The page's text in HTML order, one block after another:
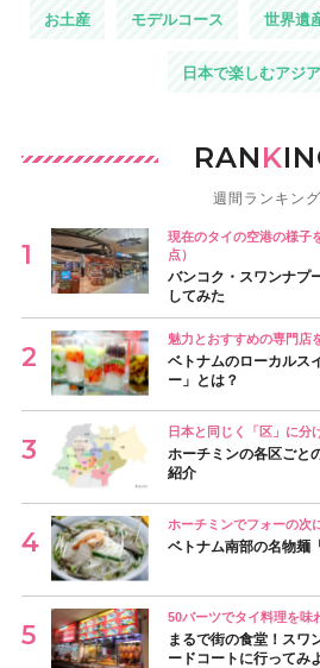
お土産 モデルコース 世界遺
日本で楽しむアジ
RANK
週間ランキング
現在のタイの空港の様子
点）
バンコク・スワンナプ
してみた
魅力とおすすめの専門店
ベトナムのローカルス
ー」とは？
日本と同じく「区」に分
ホーチミンの各区ごと
紹介
ホーチミンでフォーの次
ベトナム南部の名物麺
50バーツでタイ料理を味
まるで街の食堂！スワ
ードコートに行ってみ